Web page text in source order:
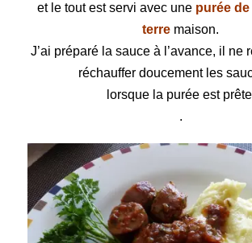
et le tout est servi avec une purée
terre maison.
J’ai préparé la sauce à l’avance, il ne
réchauffer doucement les
lorsque la purée est
.